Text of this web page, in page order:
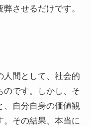
させるだけです。
人間として、社会的
のです。しかし、そ
、自分自身の価値観
。その結果、本当に